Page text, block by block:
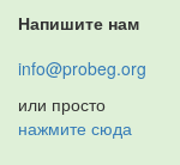
Напишите нам
info@probeg.org
или просто
нажмите сюда